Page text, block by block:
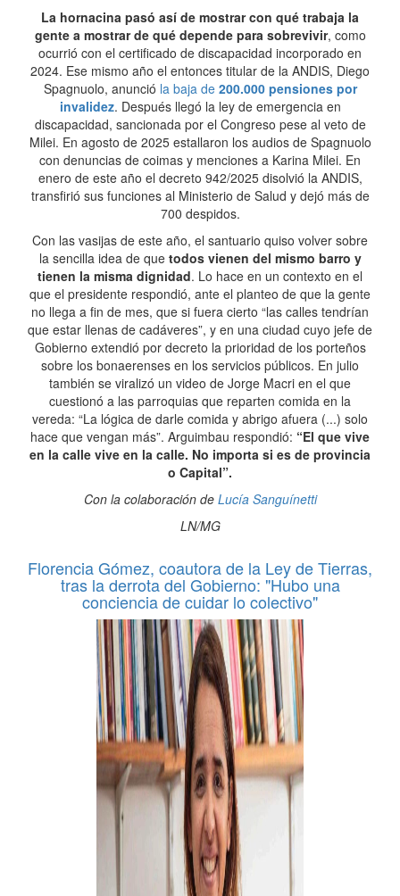
La hornacina pasó así de mostrar con qué trabaja la
gente a mostrar de qué depende para sobrevivir, como
ocurrió con el certificado de discapacidad incorporado en
2024. Ese mismo año el entonces titular de la ANDIS, Diego
Spagnuolo, anunció la baja de 200.000 pensiones por
invalidez. Después llegó la ley de emergencia en
discapacidad, sancionada por el Congreso pese al veto de
Milei. En agosto de 2025 estallaron los audios de Spagnuolo
con denuncias de coimas y menciones a Karina Milei. En
enero de este año el decreto 942/2025 disolvió la ANDIS,
transfirió sus funciones al Ministerio de Salud y dejó más de
700 despidos.
Con las vasijas de este año, el santuario quiso volver sobre
la sencilla idea de que todos vienen del mismo barro y
tienen la misma dignidad. Lo hace en un contexto en el
que el presidente respondió, ante el planteo de que la gente
no llega a fin de mes, que si fuera cierto “las calles tendrían
que estar llenas de cadáveres”, y en una ciudad cuyo jefe de
Gobierno extendió por decreto la prioridad de los porteños
sobre los bonaerenses en los servicios públicos. En julio
también se viralizó un video de Jorge Macri en el que
cuestionó a las parroquias que reparten comida en la
vereda: “La lógica de darle comida y abrigo afuera (...) solo
hace que vengan más”. Arguimbau respondió: “El que vive
en la calle vive en la calle. No importa si es de provincia
o Capital”.
Con la colaboración de Lucía Sanguínetti
LN/MG
Florencia Gómez, coautora de la Ley de Tierras,
tras la derrota del Gobierno: "Hubo una
conciencia de cuidar lo colectivo"